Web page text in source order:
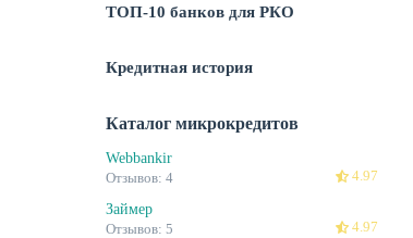
ТОП-10 банков для РКО
Кредитная история
Каталог микрокредитов
Webbankir
4.97
Отзывов: 4
Займер
4.97
Отзывов: 5